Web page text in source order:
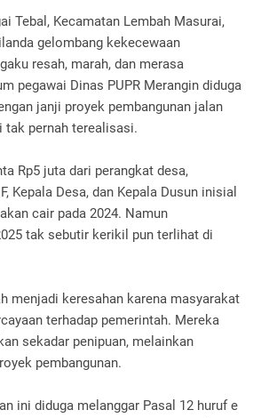
Tebal, Kecamatan Lembah Masurai,
gelombang kekecewaan
resah, marah, dan merasa
pegawai Dinas PUPR Merangin diduga
janji proyek pembangunan jalan
tak pernah terealisasi.
Rp5 juta dari perangkat desa,
Kepala Desa, dan Kepala Dusun inisial
cair pada 2024. Namun
tak sebutir kerikil pun terlihat di
menjadi keresahan karena masyarakat
terhadap pemerintah. Mereka
sekadar penipuan, melainkan
pembangunan.
ini diduga melanggar Pasal 12 huruf e